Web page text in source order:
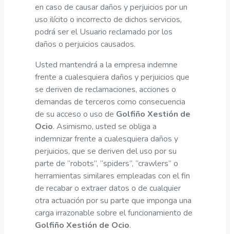
en caso de causar daños y perjuicios por un
uso ilícito o incorrecto de dichos servicios,
podrá ser el Usuario reclamado por los
daños o perjuicios causados.
Usted mantendrá a la empresa indemne
frente a cualesquiera daños y perjuicios que
se deriven de reclamaciones, acciones o
demandas de terceros como consecuencia
de su acceso o uso de Golfiño Xestión de
Ocio. Asimismo, usted se obliga a
indemnizar frente a cualesquiera daños y
perjuicios, que se deriven del uso por su
parte de “robots”, “spiders”, “crawlers” o
herramientas similares empleadas con el fin
de recabar o extraer datos o de cualquier
otra actuación por su parte que imponga una
carga irrazonable sobre el funcionamiento de
Golfiño Xestión de Ocio.